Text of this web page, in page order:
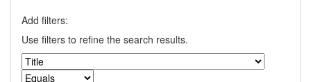
Add filters:
Use filters to refine the search results.